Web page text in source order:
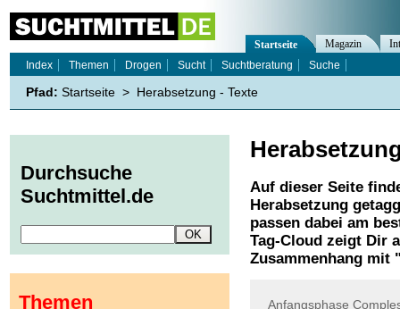
Auf dieser Seite
Herabsetzung
passen dabei am
Tag-Cloud zeigt Dir
Zusammenhang mit
Anfangsphase
Startseite Magazin
Index
Themen Drogen Sucht Suchtberatung Suche
Pfad: Startseite > Herabsetzung - Texte
Durchsuche
Suchtmittel.de
Themen